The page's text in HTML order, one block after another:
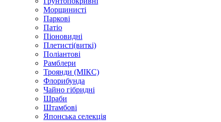
Морщинисті
Паркові
Патіо
Піоновидні
Плетисті(виткі)
Поліантові
Рамблери
Троянди (МІКС)
Флорибунда
Чайно гібридні
Шраби
Штамбові
Японська селекція